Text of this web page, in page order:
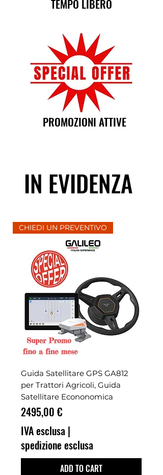
TEMPO LIBERO
PROMOZIONI ATTIVE
IN EVIDENZA
CHIEDI UN PREVENTIVO
Guida Satellitare GPS GA812
per Trattori Agricoli, Guida
Satellitare Econonomica
Prezzo
2495,00 €
IVA esclusa |
spedizione esclusa
ADD TO CART